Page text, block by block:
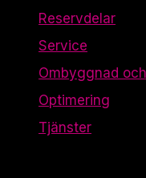
Reservdelar
Service
Ombyggnad
Optimering
Tjänster